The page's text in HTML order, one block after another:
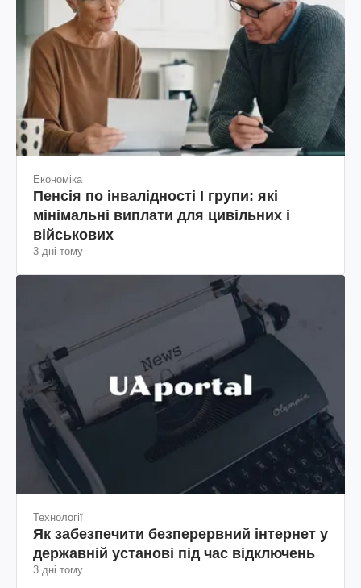
Економіка
Пенсія по інвалідності I групи: які
мінімальні виплати для цивільних і
військових
3 дні тому
Технології
Як забезпечити безперервний інтернет у
державній установі під час відключень
3 дні тому